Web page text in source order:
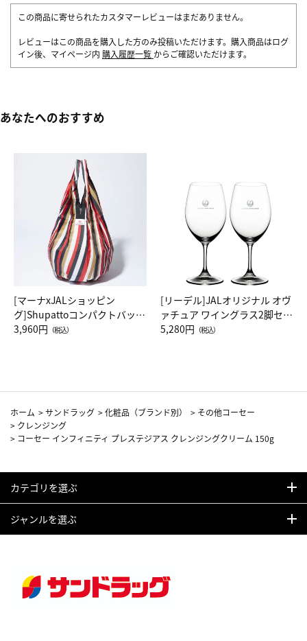
この商品に寄せられたカスタマーレビューはまだありません。
レビューはこの商品を購入した方のみ投稿いただけます。購入商品はログ
イン後、マイページ内 購入履歴一覧 からご確認いただけます。
あなたへのおすすめ
[マーナxJALショッピン
グ]Shupattoコンパクトバッグ
Drop JAL客室乗務員（LC）ス
3,960円 （税込）
[リーデル]JALオリジナル オヴ
ァチュア ワイングラス2脚セッ
ト（レッドワイン）
5,280円 （税込）
ホーム >サンドラッグ >化粧品（ブランド別） > その他コーセー
> クレンジング
> コーセー インフィニティ プレステジアス クレンジングクリーム 150g
カテゴリを選ぶ
ジャンルを選ぶ